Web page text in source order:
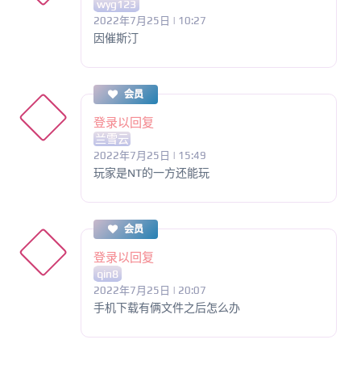
wyg123
2022年7月25日 | 10:27
因催斯汀
会员
登录以回复
兰雪云
2022年7月25日 | 15:49
玩家是NT的一方还能玩
会员
登录以回复
qin8
2022年7月25日 | 20:07
手机下载有俩文件之后怎么办